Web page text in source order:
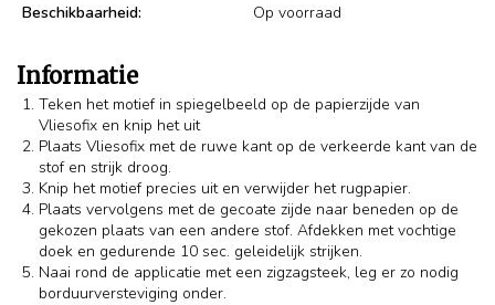
Beschikbaarheid: Op voorraad
Informatie
Teken het motief in spiegelbeeld op de papierzijde van
Vliesofix en knip het uit
Plaats Vliesofix met de ruwe kant op de verkeerde kant van de
stof en strijk droog.
Knip het motief precies uit en verwijder het rugpapier.
Plaats vervolgens met de gecoate zijde naar beneden op de
gekozen plaats van een andere stof. Afdekken met vochtige
doek en gedurende 10 sec. geleidelijk strijken.
Naai rond de applicatie met een zigzagsteek, leg er zo nodig
borduurversteviging onder.